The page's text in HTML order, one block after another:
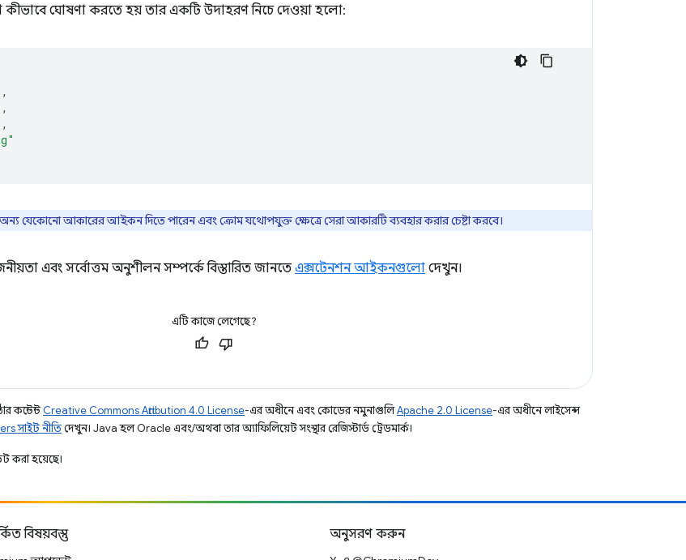
ঘোষণা করতে হয় তার একটি উদাহরণ নিচে দেওয়া হলো:
,
,
,
যেকোনো আকারের আইকন দিতে পারেন এবং ক্রোম যথোপযুক্ত ক্ষেত্রে সেরা আকারটি ব্যবহার করার চেষ্টা করবে।
এবং সর্বোত্তম অনুশীলন সম্পর্কে বিস্তারিত জানতে এক্সটেনশন আইকনগুলো দেখুন।
এটি কাজে লেগেছে?
কন্টেন্ট Creative Commons Attribution 4.0 License-এর অধীনে এবং কোডের নমুনাগুলিApache 2.0 License-এর অধীনে লাইসেন্স
সাইট নীতিদেখুন। Java হল Oracle এবং/অথবা তার অ্যাফিলিয়েট সংস্থার রেজিস্টার্ড ট্রেডমার্ক।
করা হয়েছে।
বিষয়বস্তু অনুসরণ করুন